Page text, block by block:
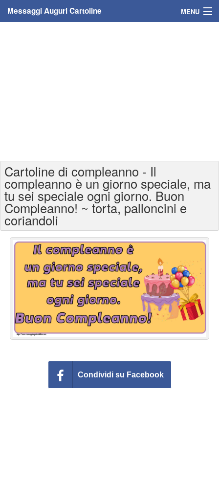
Messaggi Auguri Cartoline MENU
Cartoline auguri anni
Cartoline giorni anno
Cartoline giorni settimana
Cartoline musicali
Cartoline animate
Accedi
Cartoline di compleanno - Il
compleanno è un giorno speciale, ma
tu sei speciale ogni giorno. Buon
Compleanno! ~ torta, palloncini e
coriandoli
Condividi su Facebook